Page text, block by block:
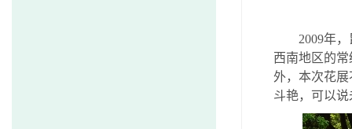
2009年，
西南地区的
外，本次花
斗艳，可以